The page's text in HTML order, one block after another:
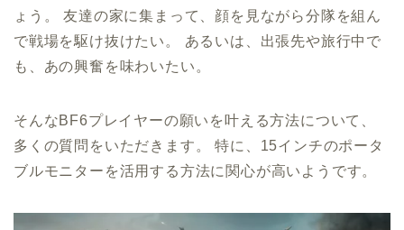
ょう。 友達の家に集まって、顔を見ながら分隊を組ん
で戦場を駆け抜けたい。 あるいは、出張先や旅行中で
も、あの興奮を味わいたい。
そんなBF6プレイヤーの願いを叶える方法について、
多くの質問をいただきます。 特に、15インチのポータ
ブルモニターを活用する方法に関心が高いようです。